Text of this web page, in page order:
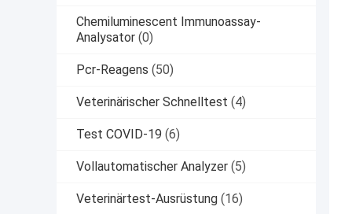
Chemiluminescent Immunoassay-
Analysator (0)
Pcr-Reagens (50)
Veterinärischer Schnelltest (4)
Test COVID-19 (6)
Vollautomatischer Analyzer (5)
Veterinärtest-Ausrüstung (16)